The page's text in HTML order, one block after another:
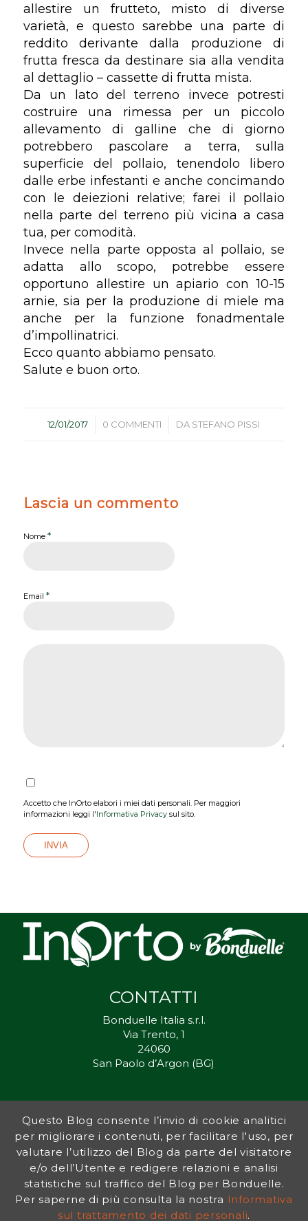
allestire un frutteto, misto di diverse
varietà, e questo sarebbe una parte di
reddito derivante dalla produzione di
frutta fresca da destinare sia alla vendita
al dettaglio – cassette di frutta mista.
Da un lato del terreno invece potresti
costruire una rimessa per un piccolo
allevamento di galline che di giorno
potrebbero pascolare a terra, sulla
superficie del pollaio, tenendolo libero
dalle erbe infestanti e anche concimando
con le deiezioni relative; farei il pollaio
nella parte del terreno più vicina a casa
tua, per comodità.
Invece nella parte opposta al pollaio, se
adatta allo scopo, potrebbe essere
opportuno allestire un apiario con 10-15
arnie, sia per la produzione di miele ma
anche per la funzione fonadmentale
d’impollinatrici.
Ecco quanto abbiamo pensato.
Salute e buon orto.
12/01/2017
/ 0 COMMENTI
/ DA STEFANO PISSI
Lascia un commento
Nome *
Email *
Accetto che InOrto elabori i miei dati personali. Per maggiori
informazioni leggi l'Informativa Privacysul sito.
CONTATTI
Bonduelle Italia s.r.l.
Via Trento, 1
24060
San Paolo d’Argon (BG)
Inorto.org è dal 2011 il punto di riferimento per gli ortisti italiani, e
fornisce preziosi consigli sia ai più esperti che a nuovi interessati.
L’obiettivo di Bonduelle è ispirare la transizione verso una dieta a
base vegetale per contribuire al benessere delle persone e del
pianeta. In questo contesto si inserisce InOrto, simbolo dell’amore
per la terra e del rispetto dell’ambiente.
Questo Blog consente l’invio di cookie analitici
per migliorare i contenuti, per facilitare l'uso, per
valutare l’utilizzo del Blog da parte del visitatore
e/o dell’Utente e redigere relazioni e analisi
statistiche sul traffico del Blog per Bonduelle.
Per saperne di più consulta la nostra Informativa
sul trattamento dei dati personali.